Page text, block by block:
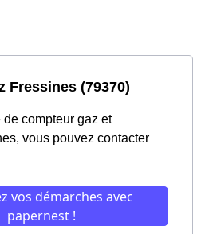
Fressines (79370)
compteur gaz et
vous pouvez contacter